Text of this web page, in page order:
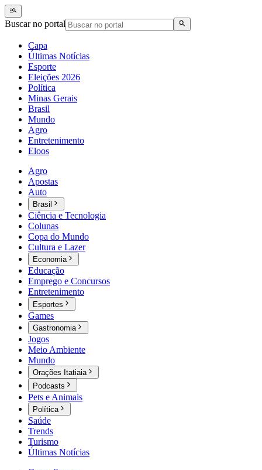
Buscar no portal
Capa
Últimas Notícias
Esporte
Eleições 2026
Política
Minas Gerais
Brasil
Mundo
Agro
Entretenimento
Eloos
Agro
Apostas
Auto
Brasil
Ciência e Tecnologia
Colunas
Copa do Mundo
Cultura e Lazer
Economia
Educação
Emprego e Concursos
Entretenimento
Esportes
Games
Gastronomia
Jogos
Meio Ambiente
Mundo
Orações Itatiaia
Podcasts
Pets e Animais
Política
Saúde
Trends
Turismo
Últimas Notícias